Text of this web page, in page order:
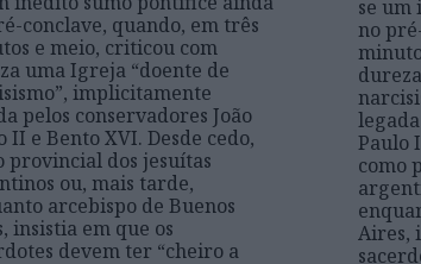
conclave, quando, em três
e meio, criticou com
uma Igreja “doente de
implicitamente
pelos conservadores João
II e Bento XVI. Desde cedo,
provincial dos jesuítas
ou, mais tarde,
arcebispo de Buenos
insistia em que os
devem ter “cheiro a
se um
no
Paulo
como
Aires,